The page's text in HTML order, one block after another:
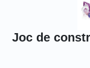
Joc de